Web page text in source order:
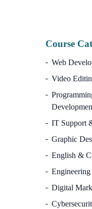
Course
Web
Video
IT Support
Graphic
English &
Digital